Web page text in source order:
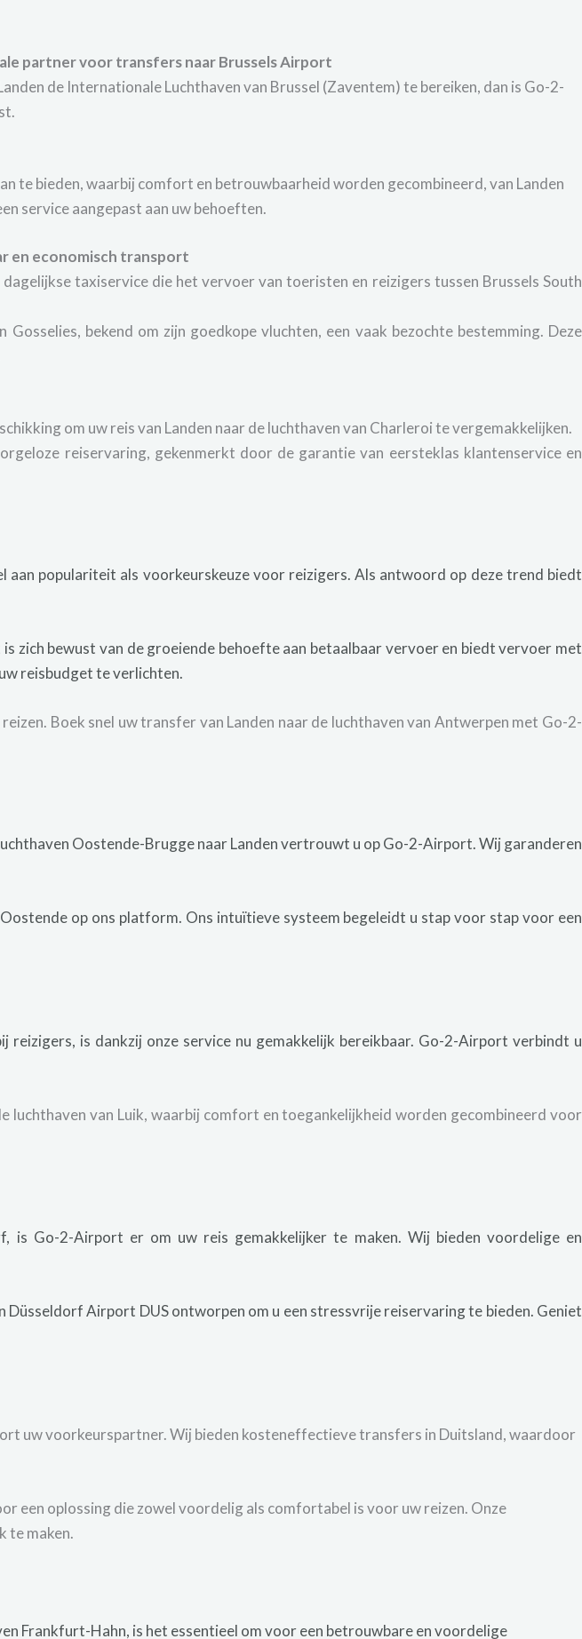
partner voor transfers naar Brussels Airport
de Internationale Luchthaven van Brussel (Zaventem) te bereiken, dan is Go-2-
te bieden, waarbij comfort en betrouwbaarheid worden gecombineerd, van Landen
service aangepast aan uw behoeften.
en economisch transport
taxiservice die het vervoer van toeristen en reizigers tussen Brussels South
Gosselies, bekend om zijn goedkope vluchten, een vaak bezochte bestemming. Deze
om uw reis van Landen naar de luchthaven van Charleroi te vergemakkelijken.
reiservaring, gekenmerkt door de garantie van eersteklas klantenservice en
aan populariteit als voorkeurskeuze voor reizigers. Als antwoord op deze trend biedt
zich bewust van de groeiende behoefte aan betaalbaar vervoer en biedt vervoer met
reisbudget te verlichten.
Boek snel uw transfer van Landen naar de luchthaven van Antwerpen met Go-2-
Oostende-Brugge naar Landen vertrouwt u op Go-2-Airport. Wij garanderen
op ons platform. Ons intuïtieve systeem begeleidt u stap voor stap voor een
reizigers, is dankzij onze service nu gemakkelijk bereikbaar. Go-2-Airport verbindt u
luchthaven van Luik, waarbij comfort en toegankelijkheid worden gecombineerd voor
is Go-2-Airport er om uw reis gemakkelijker te maken. Wij bieden voordelige en
Düsseldorf Airport DUS ontworpen om u een stressvrije reiservaring te bieden. Geniet
uw voorkeurspartner. Wij bieden kosteneffectieve transfers in Duitsland, waardoor
een oplossing die zowel voordelig als comfortabel is voor uw reizen. Onze
te maken.
Frankfurt-Hahn, is het essentieel om voor een betrouwbare en voordelige